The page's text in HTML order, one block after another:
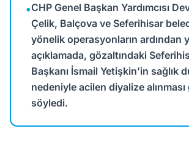
•CHP Genel Başkan Yardımcısı
Çelik, Balçova ve Seferihisar
yönelik operasyonların ardından
açıklamada, gözaltındaki
Başkanı İsmail Yetişkin’in sağlık
nedeniyle acilen diyalize
söyledi.